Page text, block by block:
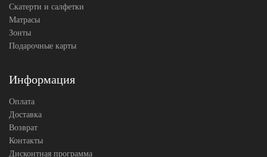
Скатерти и салфетки
Матрасы
Зонты
Подарочные карты
Информация
Оплата
Доставка
Возврат
Контакты
Дисконтная программа